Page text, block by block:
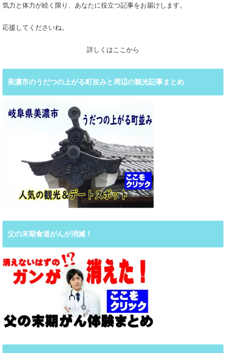
気力と体力が続く限り、あなたに役立つ記事をお届けします。
応援してくださいね。
詳しくはここから
美濃市のうだつの上がる町並みと周辺の観光記事まとめ
父の末期食道がんが消滅！